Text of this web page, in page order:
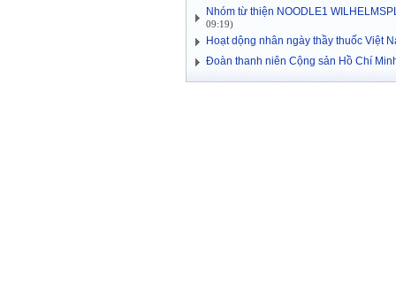
Nhóm từ thiện NOODLE1
09:19)
Hoạt dộng nhân ngày thầy thuốc Việt
Đoàn thanh niên Cộng sản Hồ Chí